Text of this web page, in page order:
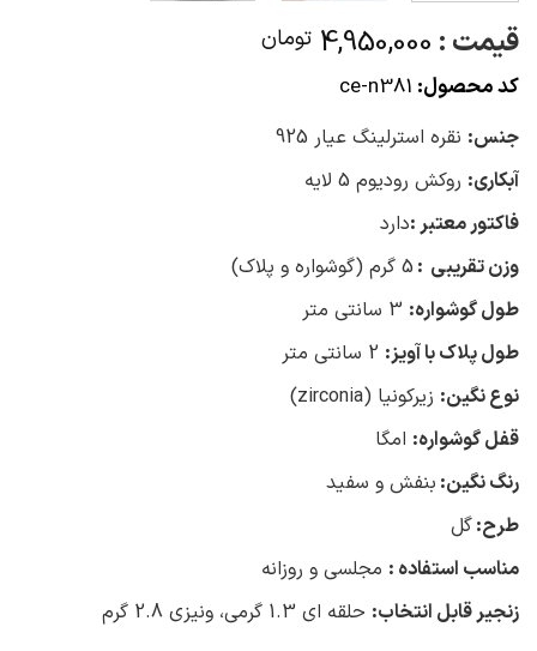
قیمت : 4,950,000 تومان
کد محصول: ce-n381
جنس: نقره استرلینگ عیار 925
آبکاری: روکش رودیوم 5 لایه
فاکتور معتبر :دارد
وزن تقریبی : 5 گرم (گوشواره و پلاک)
طول گوشواره:
طول پلاک با آویز:
نوع نگین: زیرکونیا (zirconia)
قفل گوشواره: امگا
رنگ نگین: بنفش و سفید
طرح:گل
مناسب استفاده : مجلسی و روزانه
زنجیر قابل انتخاب: حلقه ای 1.3 گرمی، ونیزی 2.8 گرم